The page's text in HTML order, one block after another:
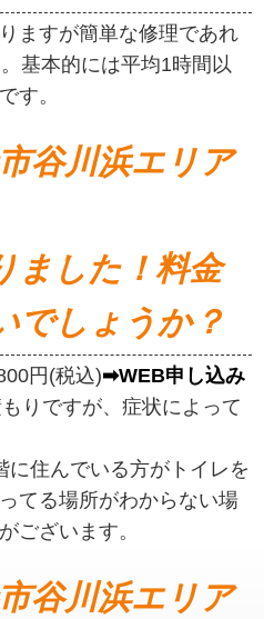
ますが簡単な修理であれ
基本的には平均1時間以
す。
谷川浜エリア
ました！料金
でしょうか？
円(税込)➡WEB申し込み
りですが、症状によって
住んでいる方がトイレを
てる場所がわからない場
ございます。
谷川浜エリア